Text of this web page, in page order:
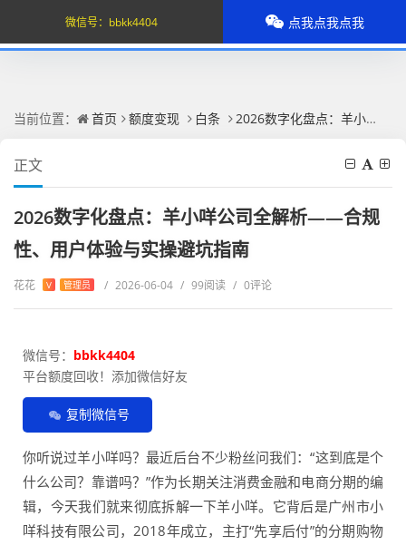
当前位置： 首页 额度变现 白条 2026数字化盘点：羊小咩公司全解析——合规性、用户体验与实操避坑指南
正文
2026数字化盘点：羊小咩公司全解析——合规
性、用户体验与实操避坑指南
花花 V 管理员 / 2026-06-04 / 99阅读 / 0评论
微信号： bbkk4404
平台额度回收！添加微信好友
复制微信号
你听说过羊小咩吗？最近后台不少粉丝问我们：“这到底是个
什么公司？靠谱吗？”作为长期关注消费金融和电商分期的编
辑，今天我们就来彻底拆解一下羊小咩。它背后是广州市小
咩科技有限公司，2018年成立，主打“先享后付”的分期购物
微信号： bbkk4404 点我点我点我